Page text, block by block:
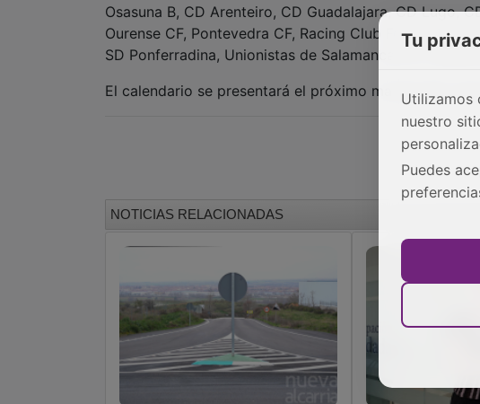
Osasuna B, CD Arenteiro, CD Guadalajara, CD Lugo,
Ourense CF, Pontevedra CF, Racing Club Ferrol, RC
SD Ponferradina, Unionistas de Salamanca CF y
El calendario se presentará el próximo martes día 1 de
NOTICIAS RELACIONADAS
Tu
Utilizamos
nuestro
Puedes